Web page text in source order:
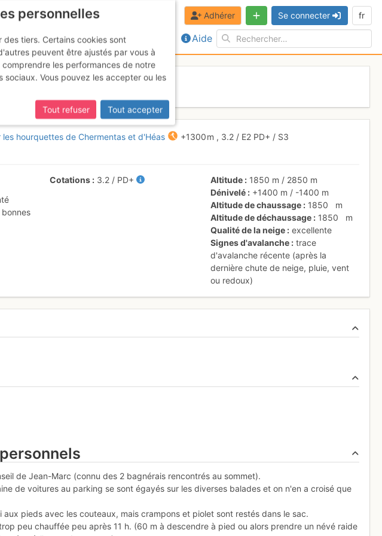
Aide
Adhérer Se connecter fr
hourquettes de Chermentas et d'Héas +1300 m , 3.2 / E2 PD+ / S3
bonnes
Cotations 3.2 / PD+ Altitude 1850 m / 2850 m
Dénivelé
+1400 m / -1400 m
Altitude de chaussage
1850
m
Altitude de déchaussage
1850
m
Qualité de la neige
excellente
Signes d'avalanche
trace
d'avalanche récente (après la
dernière chute de neige, pluie, vent
ou redoux)
de Jean-Marc (connu des 2 bagnérais rencontrés au sommet).
de voitures au parking se sont égayés sur les diverses balades et on n'en a croisé que
aux pieds avec les couteaux, mais crampons et piolet sont restés dans le sac.
peu chauffée peu après 11 h. (60 m à descendre à pied ou alors prendre un névé raide
personnelles
tiers. Certains cookies sont
peuvent être ajustés par vous à
les performances de notre
Vous pouvez les accepter ou les
Tout refuser
Tout accepter